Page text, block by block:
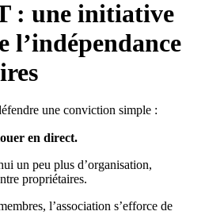
: une initiative
l’indépendance
une conviction simple :
en direct.
un peu plus d’organisation,
propriétaires.
l’association s’efforce de